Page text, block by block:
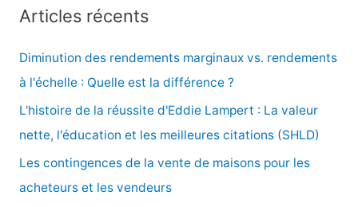
e
r
c
Articles récents
Diminution des rendements marginaux vs. rendements
à l'échelle : Quelle est la différence ?
L'histoire de la réussite d'Eddie Lampert : La valeur
nette, l'éducation et les meilleures citations (SHLD)
Les contingences de la vente de maisons pour les
acheteurs et les vendeurs